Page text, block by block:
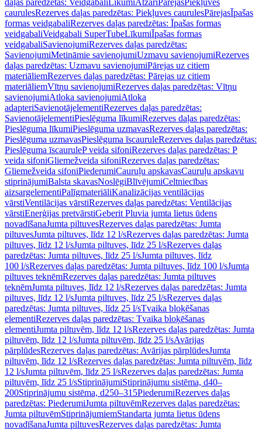
daļas paredzētas: Veidgabali LīkumiAtzari PārejasPiekļuves
caurulesRezerves daļas paredzētas: Piekļuves caurulesPārejasĪpašas
formas veidgabaliRezerves daļas paredzētas: Īpašas formas
veidgabaliVeidgabali SuperTubeLīkumiĪpašas formas
veidgabaliSavienojumiRezerves daļas paredzētas:
SavienojumiMetināmie savienojumiUzmavu savienojumiRezerves
daļas paredzētas: Uzmavu savienojumiPārejas uz citiem
materiāliemRezerves daļas paredzētas: Pārejas uz citiem
materiāliemVītņu savienojumiRezerves daļas paredzētas: Vītņu
savienojumiAtloka savienojumiAtloka
adapteriSavienotājelementiRezerves daļas paredzētas:
SavienotājelementiPieslēguma līkumiRezerves daļas paredzētas:
Pieslēguma līkumiPieslēguma uzmavasRezerves daļas paredzētas:
Pieslēguma uzmavasPieslēguma īscauruleRezerves daļas paredzētas:
Pieslēguma īscauruleP veida sifoniRezerves daļas paredzētas: P
veida sifoniGliemežveida sifoniRezerves daļas paredzētas:
Gliemežveida sifoniPiederumiCauruļu apskavasCauruļu apskavu
stiprinājumiBalsta skavasNoslēgiBlīvējumiCeltniecības
aizsargelementiPalīgmateriāliKanalizācijas ventilācijas
vārstiVentilācijas vārstiRezerves daļas paredzētas: Ventilācijas
vārstiEnerģijas pretvārstiGeberit Pluvia jumta lietus ūdens
novadīšanaJumta piltuvesRezerves daļas paredzētas: Jumta
piltuvesJumta piltuves, līdz 12 l/sRezerves daļas paredzētas: Jumta
piltuves, līdz 12 l/sJumta piltuves, līdz 25 l/sRezerves daļas
paredzētas: Jumta piltuves, līdz 25 l/sJumta piltuves, līdz
100 l/sRezerves daļas paredzētas: Jumta piltuves, līdz 100 l/sJumta
piltuves teknēmRezerves daļas paredzētas: Jumta piltuves
teknēmJumta piltuves, līdz 12 l/sRezerves daļas paredzētas: Jumta
piltuves, līdz 12 l/sJumta piltuves, līdz 25 l/sRezerves daļas
paredzētas: Jumta piltuves, līdz 25 l/sTvaika bloķēšanas
elementiRezerves daļas paredzētas: Tvaika bloķēšanas
elementiJumta piltuvēm, līdz 12 l/sRezerves daļas paredzētas: Jumta
piltuvēm, līdz 12 l/sJumta piltuvēm, līdz 25 l/sAvārijas
pārplūdesRezerves daļas paredzētas: Avārijas pārplūdesJumta
piltuvēm, līdz 12 l/sRezerves daļas paredzētas: Jumta piltuvēm, līdz
12 l/sJumta piltuvēm, līdz 25 l/sRezerves daļas paredzētas: Jumta
piltuvēm, līdz 25 l/sStiprinājumiStiprinājumu sistēma, d40–
200Stiprinājumu sistēma, d250–315PiederumiRezerves daļas
paredzētas: PiederumiJumta piltuvēmRezerves daļas paredzētas:
Jumta piltuvēmStiprinājumiemStandarta jumta lietus ūdens
novadīšanaJumta piltuvesRezerves daļas paredzētas: Jumta